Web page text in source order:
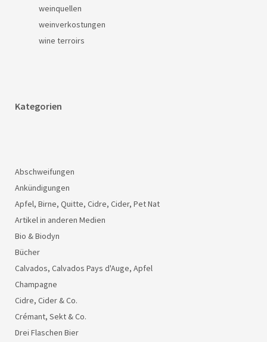
weinquellen
weinverkostungen
wine terroirs
Kategorien
Abschweifungen
Ankündigungen
Apfel, Birne, Quitte, Cidre, Cider, Pet Nat
Artikel in anderen Medien
Bio & Biodyn
Bücher
Calvados, Calvados Pays d'Auge, Apfel
Champagne
Cidre, Cider & Co.
Crémant, Sekt & Co.
Drei Flaschen Bier